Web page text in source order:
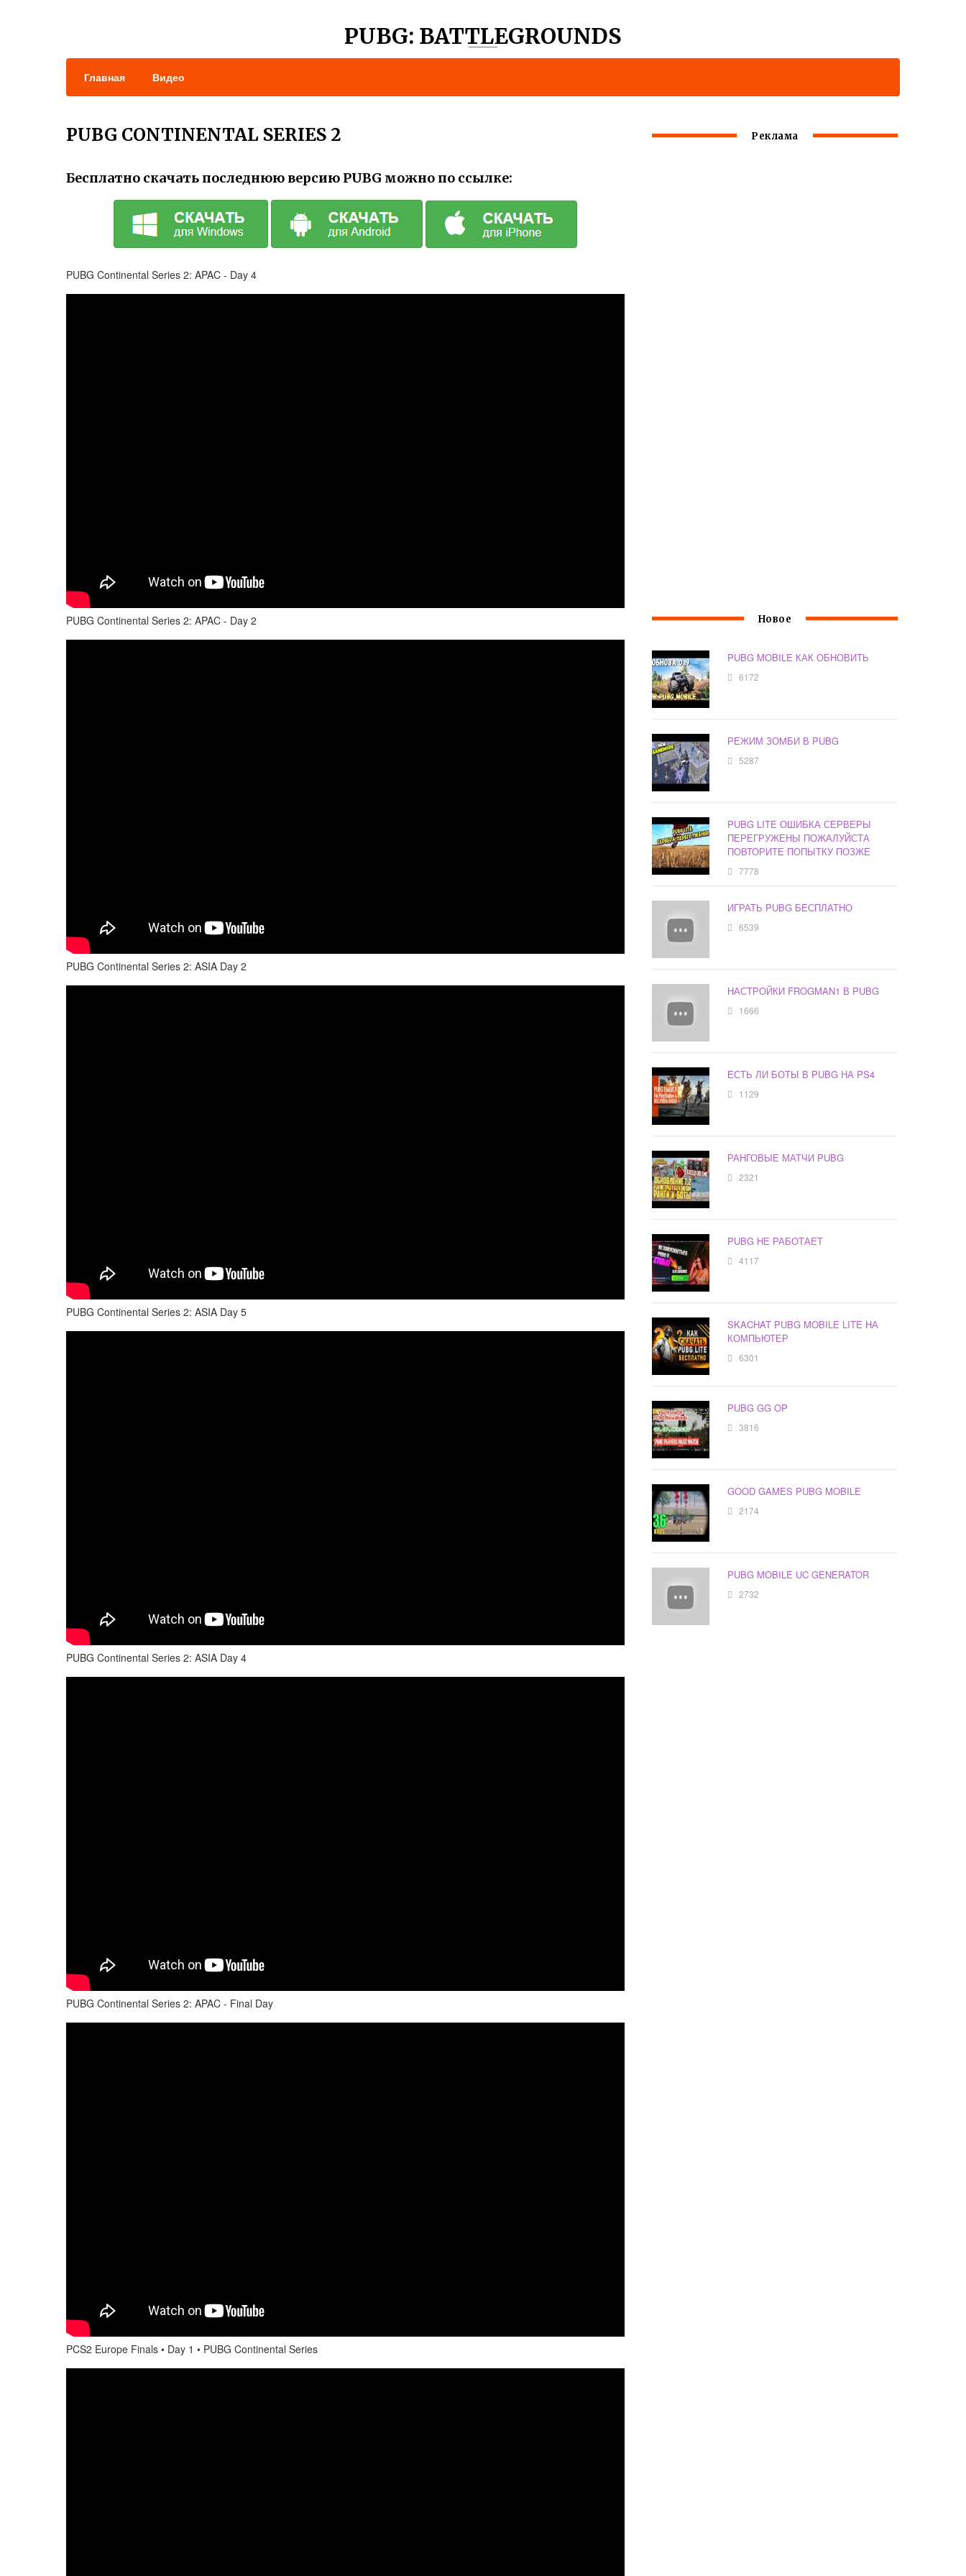
PUBG: BATTLEGROUNDS
Главная Видео
PUBG CONTINENTAL SERIES 2
Бесплатно скачать последнюю версию PUBG можно по ссылке:
PUBG Continental Series 2: APAC - Day 4
PUBG Continental Series 2: APAC - Day 2
PUBG Continental Series 2: ASIA Day 2
PUBG Continental Series 2: ASIA Day 5
PUBG Continental Series 2: ASIA Day 4
PUBG Continental Series 2: APAC - Final Day
PCS2 Europe Finals • Day 1 • PUBG Continental Series
Реклама
Новое
PUBG MOBILE КАК ОБНОВИТЬ
6172
РЕЖИМ ЗОМБИ В PUBG
5287
PUBG LITE ОШИБКА СЕРВЕРЫ
ПЕРЕГРУЖЕНЫ ПОЖАЛУЙСТА
ПОВТОРИТЕ ПОПЫТКУ ПОЗЖЕ
7778
ИГРАТЬ PUBG БЕСПЛАТНО
6539
НАСТРОЙКИ FROGMAN1 В PUBG
1666
ЕСТЬ ЛИ БОТЫ В PUBG НА PS4
1129
РАНГОВЫЕ МАТЧИ PUBG
2321
PUBG НЕ РАБОТАЕТ
4117
SKACHAT PUBG MOBILE LITE НА
КОМПЬЮТЕР
6301
PUBG GG OP
3816
GOOD GAMES PUBG MOBILE
2174
PUBG MOBILE UC GENERATOR
2732